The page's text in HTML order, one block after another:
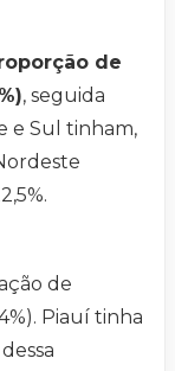
de
, seguida
e Sul tinham,
de
Piauí tinha